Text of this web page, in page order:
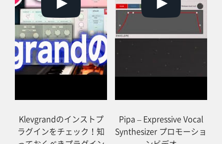
Klevgrandのインストプ
ラグインをチェック！知
Pipa – Expressive Vocal
Synthesizer プロモーショ